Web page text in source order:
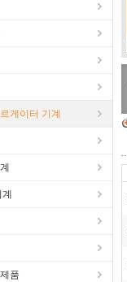
게이터 기계
품